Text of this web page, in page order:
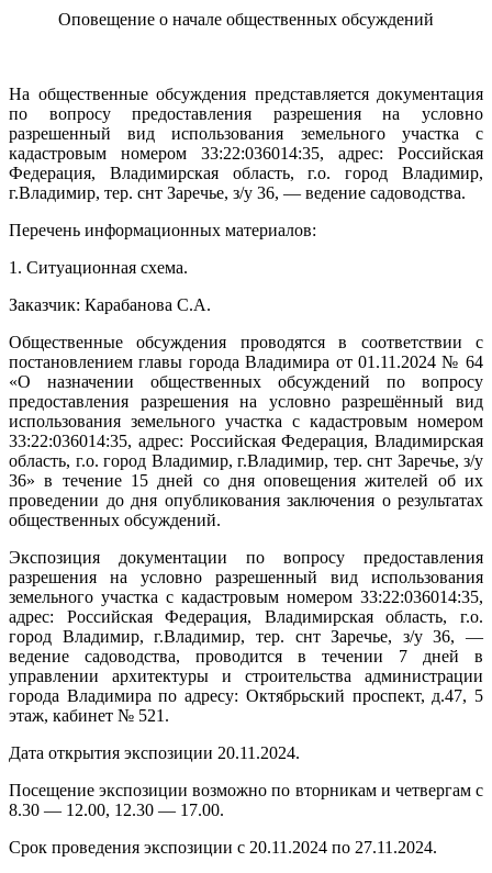
Оповещение о начале общественных обсуждений
На общественные обсуждения представляется документация
по вопросу предоставления разрешения на условно
разрешенный вид использования земельного участка с
кадастровым номером 33:22:036014:35, адрес: Российская
Федерация, Владимирская область, г.о. город Владимир,
г.Владимир, тер. снт Заречье, з/у 36, — ведение садоводства.
Перечень информационных материалов:
1. Ситуационная схема.
Заказчик: Карабанова С.А.
Общественные обсуждения проводятся в соответствии с
постановлением главы города Владимира от 01.11.2024 № 64
«О назначении общественных обсуждений по вопросу
предоставления разрешения на условно разрешённый вид
использования земельного участка с кадастровым номером
33:22:036014:35, адрес: Российская Федерация, Владимирская
область, г.о. город Владимир, г.Владимир, тер. снт Заречье, з/у
36» в течение 15 дней со дня оповещения жителей об их
проведении до дня опубликования заключения о результатах
общественных обсуждений.
Экспозиция документации по вопросу предоставления
разрешения на условно разрешенный вид использования
земельного участка с кадастровым номером 33:22:036014:35,
адрес: Российская Федерация, Владимирская область, г.о.
город Владимир, г.Владимир, тер. снт Заречье, з/у 36, —
ведение садоводства, проводится в течении 7 дней в
управлении архитектуры и строительства администрации
города Владимира по адресу: Октябрьский проспект, д.47, 5
этаж, кабинет № 521.
Дата открытия экспозиции 20.11.2024.
Посещение экспозиции возможно по вторникам и четвергам с
8.30 — 12.00, 12.30 — 17.00.
Срок проведения экспозиции с 20.11.2024 по 27.11.2024.